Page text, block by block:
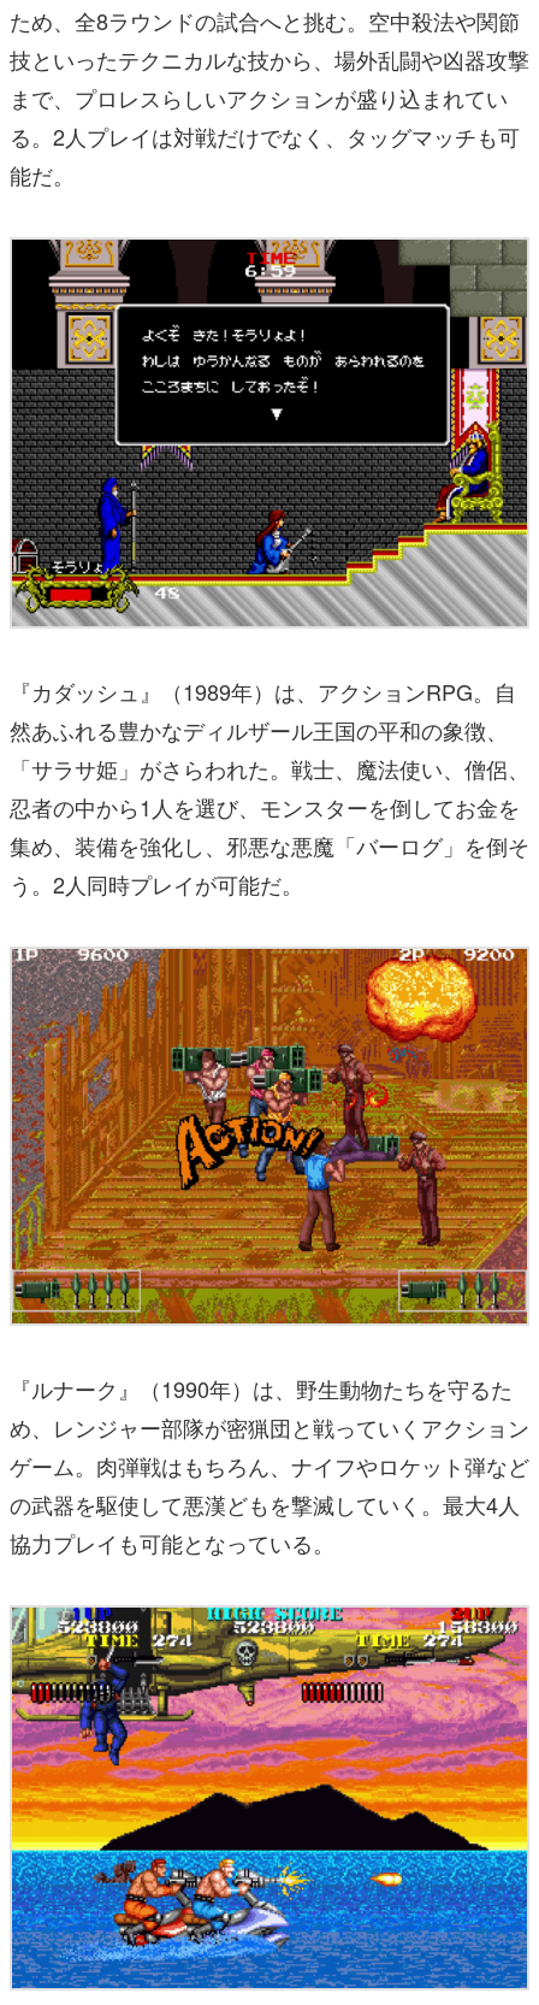
ため、全8ラウンドの試合へと挑む。空中殺法や関節
技といったテクニカルな技から、場外乱闘や凶器攻撃
まで、プロレスらしいアクションが盛り込まれてい
る。2人プレイは対戦だけでなく、タッグマッチも可
能だ。
『カダッシュ』（1989年）は、アクションRPG。自
然あふれる豊かなディルザール王国の平和の象徴、
「サラサ姫」がさらわれた。戦士、魔法使い、僧侶、
忍者の中から1人を選び、モンスターを倒してお金を
集め、装備を強化し、邪悪な悪魔「バーログ」を倒そ
う。2人同時プレイが可能だ。
『ルナーク』（1990年）は、野生動物たちを守るた
め、レンジャー部隊が密猟団と戦っていくアクション
ゲーム。肉弾戦はもちろん、ナイフやロケット弾など
の武器を駆使して悪漢どもを撃滅していく。最大4人
協力プレイも可能となっている。